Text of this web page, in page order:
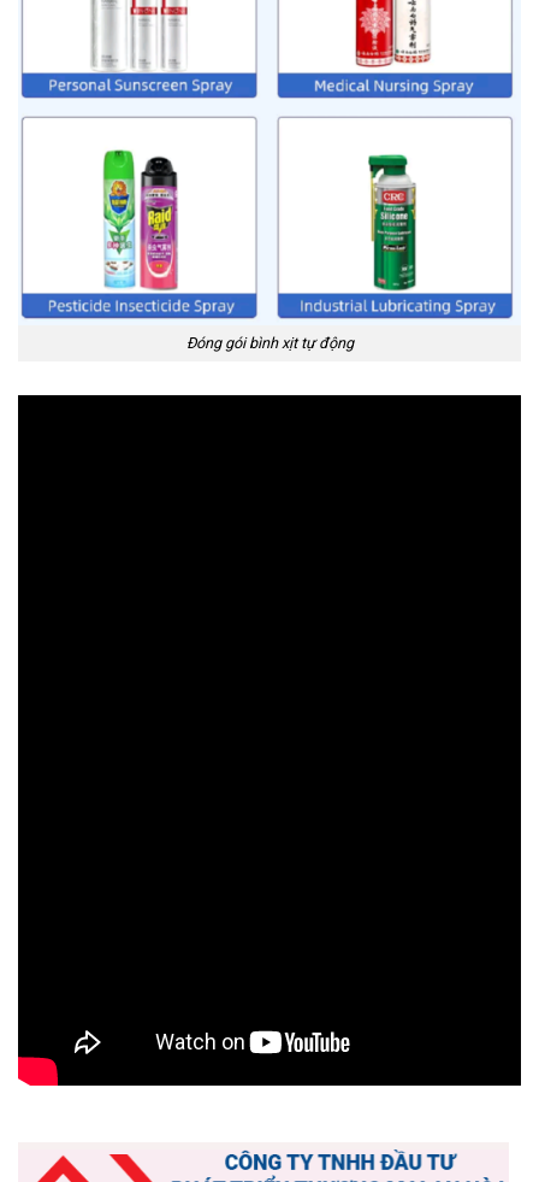
Đóng gói bình xịt tự động